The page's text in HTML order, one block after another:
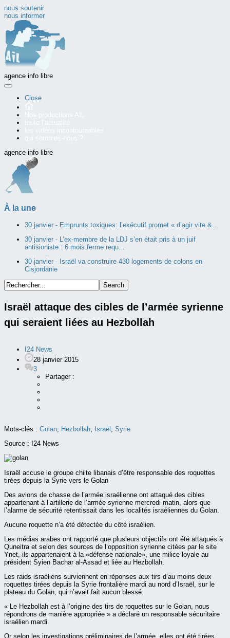
nous soutenir
nous informer
agence info libre
Close
agence info libre
À la une
30 janvier - Emprunts toxiques: l’exécutif promet « d’agir vite &...
30 janvier - L’ex-membre de la LDJ s’en était pris à un juif
antisioniste : 6 mois ferme requ...
30 janvier - Israël va construire 430 logements de colons en
Cisjordanie
Israël attaque des cibles de l’armée syrienne
qui seraient liées au Hezbollah
I24 News
28 janvier 2015
3
Partager :
Mots-clés : Golan, Hezbollah, Israël , Syrie
Source : I24 News
Israël accuse le groupe chiite libanais d’être responsable des roquettes
tirées depuis la Syrie vers le Golan
Des avions de chasse de l’armée israélienne ont attaqué des cibles
appartenant à l’artillerie de l’armée syrienne mercredi matin, alors que
l’alarme de sécurité retentissait dans les localités israéliennes du Golan.
Aucune roquette n’a été détectée du côté israélien.
Les médias arabes ont rapporté que plusieurs objectifs ont été attaqués à
Quneitra et selon des sources de l’opposition syrienne citées par le site
Ynet, ils appartenaient à la «défense nationale», une milice loyale au
président Syien Bachar al-Assad et liée au Hezbollah.
Les raids israéliens surviennent en réponses aux tirs d’au moins deux
roquettes tirées depuis la Syrie frontalière mardi au nord d’Israël, sur le
plateau du Golan, qui n’avait fait aucun blessé.
« Le Hezbollah est à l’origine des tirs de roquettes sur le Golan, nous
répondrons de manière appropriée » a déclaré un responsable sécuritaire
israélien mardi.
Or selon les investigations préliminaires de l’armée, elles ont été tirées